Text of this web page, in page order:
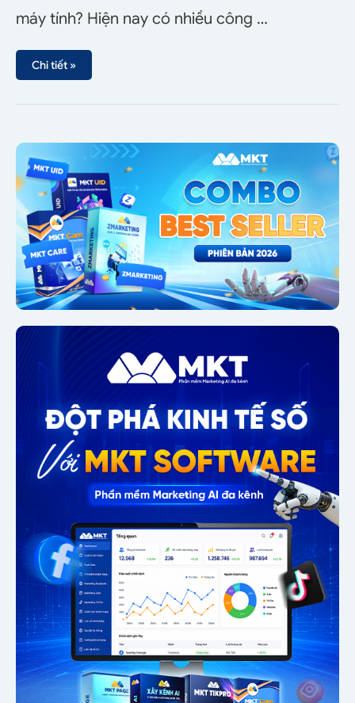
máy tính? Hiện nay có nhiều công …
Chi tiết »